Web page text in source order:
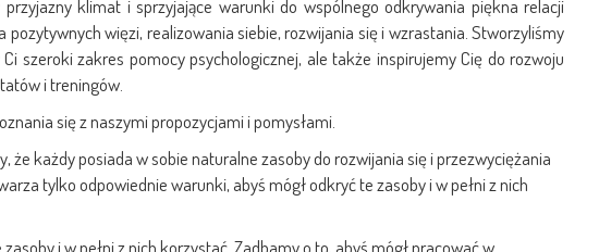
klimat i sprzyjające warunki do wspólnego odkrywania piękna relacji
pozytywnych więzi, realizowania siebie, rozwijania się i wzrastania. Stworzyliśmy
szeroki zakres pomocy psychologicznej, ale także inspirujemy Cię do rozwoju
i treningów.
się z naszymi propozycjami i pomysłami.
że każdy posiada w sobie naturalne zasoby do rozwijania się i przezwyciężania
tylko odpowiednie warunki, abyś mógł odkryć te zasoby i w pełni z nich
i w pełni z nich korzystać. Zadbamy o to, abyś mógł pracować w